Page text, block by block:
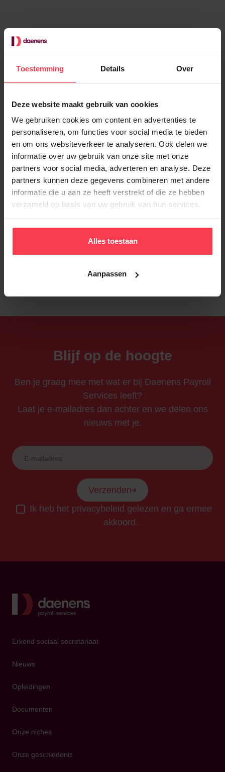
Toestemming Details Over
Deze website maakt gebruik van cookies
We gebruiken cookies om content en advertenties te
personaliseren, om functies voor social media te bieden
en om ons websiteverkeer te analyseren. Ook delen we
informatie over uw gebruik van onze site met onze
partners voor social media, adverteren en analyse. Deze
partners kunnen deze gegevens combineren met andere
informatie die u aan ze heeft verstrekt of die ze hebben
verzameld op basis van uw gebruik van hun services.
Alles toestaan
Aanpassen
Gerelateerd nieuws
Toon alle
Over payroll services
Borstvoedingsverlof: waarmee moet je als
werkgever rekening houden?
Blijf op de hoogte
Ben je graag mee met wat er bij Daenens Payroll
Services leeft?
Laat je e-mailadres dan achter en we delen ons
nieuws met je.
Verzenden
Ik heb het privacybeleid gelezen en ga ermee
akkoord.
Terug
Erkend sociaal secretariaat
Nieuws
Opleidingen
Documenten
Onze niches
Onze geschiedenis